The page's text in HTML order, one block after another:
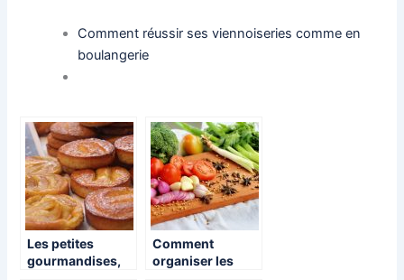
Comment réussir ses viennoiseries comme en
boulangerie
Les petites
gourmandises,
Comment
organiser les